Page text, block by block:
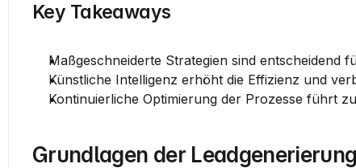
Key Takeaways
Maßgeschneiderte Strategien sind entscheidend
Künstliche Intelligenz erhöht die Effizienz und
Kontinuierliche Optimierung der Prozesse führt
Grundlagen der Leadgenerierung